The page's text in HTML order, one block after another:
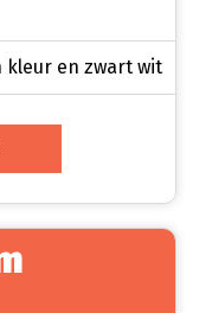
kleur en zwart wit